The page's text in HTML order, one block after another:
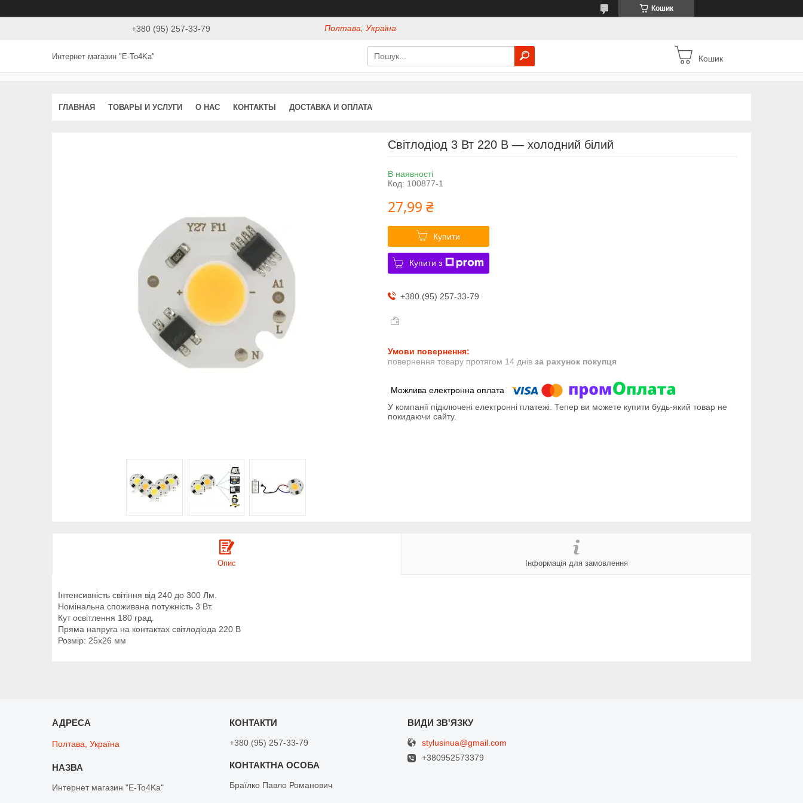
Кошик
+380 (95) 257-33-79 Полтава, Україна
Интернет магазин "E-To4Ka" Кошик
ГЛАВНАЯ ТОВАРЫ И УСЛУГИ О НАС КОНТАКТЫ ДОСТАВКА И ОПЛАТА
Світлодіод 3 Вт 220 В — холодний білий
В наявності
Код: 100877-1
27,99 ₴
Купити
Купити з
+380 (95) 257-33-79
повернення товару протягом 14 днів за рахунок покупця
У компанії підключені електронні платежі. Тепер ви можете купити будь-який товар не
покидаючи сайту.
Опис Інформація для замовлення
Інтенсивність світіння від 240 до 300 Лм.
Номінальна споживана потужність 3 Вт.
Кут освітлення 180 град.
Пряма напруга на контактах світлодіода 220 В
Розмір: 25х26 мм
Полтава, Україна
Интернет магазин "E-To4Ka"
+380 (95) 257-33-79
Браїлко Павло Романович
stylusinua@gmail.com
+380952573379